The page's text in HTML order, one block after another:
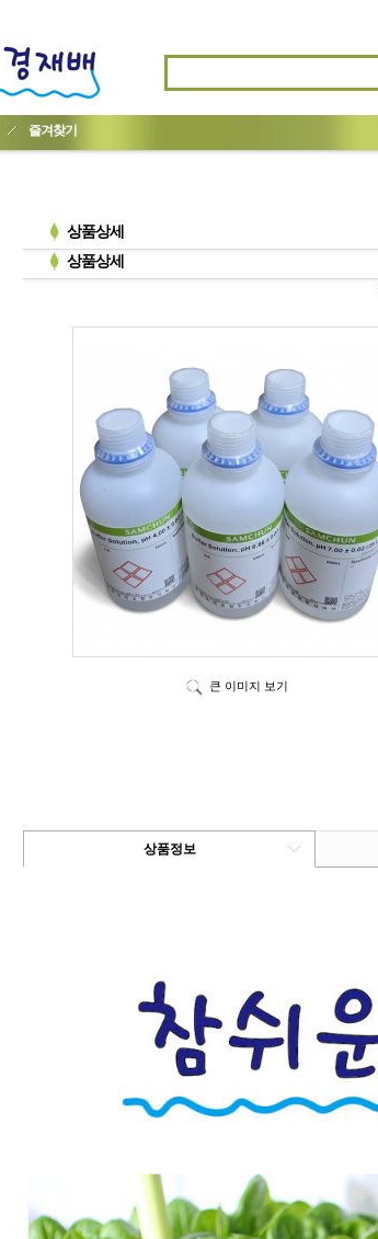
즐겨찾기
상품상세
상품상세
큰 이미지 보기
상품정보